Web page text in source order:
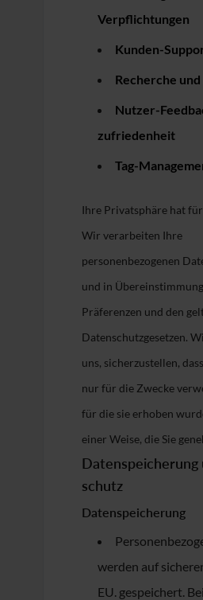
Verpflichtungen
Kunden-
Recherche
Nutzer-
zufriedenheit
Tag-
Ihre Privatsphäre hat
Wir verarbeiten Ihre
personenbezogenen
und in
Präferenzen und den
Datenschutzgesetzen.
uns, sicherzustellen,
nur für die Zwecke
für die sie erhoben
einer Weise, die Sie
Datenspeicherung
schutz
Datenspeicherung
werden auf
EU. gespeichert.